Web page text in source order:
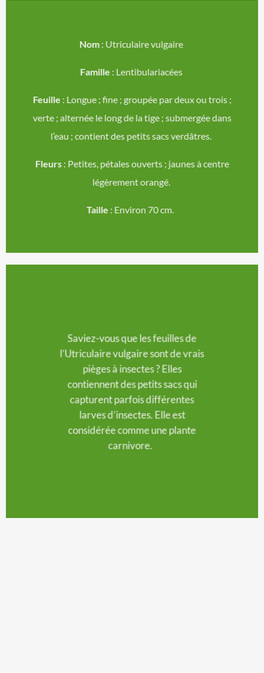
Nom: Utriculaire vulgaire
Famille : Lentibulariacées
Feuille : Longue ; fine ; groupée par deux ou trois ;
verte ; alternée le long de la tige ; submergée dans
l’eau ; contient des petits sacs verdâtres.
Fleurs: Petites, pétales ouverts ; jaunes à centre
légèrement orangé.
Taille : Environ 70 cm.
Saviez-vous que les feuilles de
l’Utriculaire vulgaire sont de vrais
pièges à insectes ? Elles
contiennentdes petits sacs qui
capturent parfois différentes
larves d’insectes. Elle est
considérée comme une plante
carnivore.